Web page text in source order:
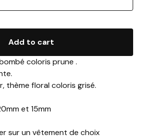
Add to cart
coloris prune .
thème floral coloris grisé.
et 15mm
sur un vêtement de choix